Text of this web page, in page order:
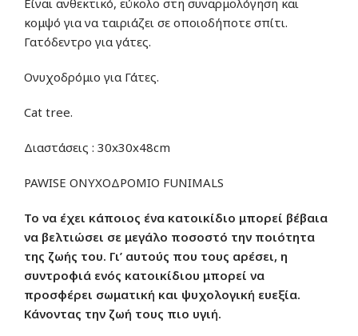
Είναι ανθεκτικό, εύκολο στη συναρμολόγηση και
κομψό για να ταιριάζει σε οποιοδήποτε σπίτι.
Γατόδεντρο για γάτες.
Ονυχοδρόμιο για Γάτες.
Cat tree.
Διαστάσεις : 30x30x48cm
PAWISE ΟΝΥΧΟΔΡΟΜΙΟ FUNIMALS
Το να έχει κάποιος ένα κατοικίδιο μπορεί βέβαια
να βελτιώσει σε μεγάλο ποσοστό την ποιότητα
της ζωής του. Γι’ αυτούς που τους αρέσει, η
συντροφιά ενός κατοικίδιου μπορεί να
προσφέρει σωματική και ψυχολογική ευεξία.
Κάνοντας την ζωή τους πιο υγιή.